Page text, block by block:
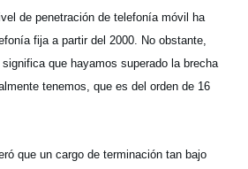
de penetración de telefonía móvil ha
fija a partir del 2000. No obstante,
que hayamos superado la brecha
tenemos, que es del orden de 16
que un cargo de terminación tan bajo